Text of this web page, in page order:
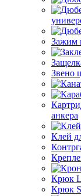
Зажим
Звено
анкера
Клей
Крюк
Крюк